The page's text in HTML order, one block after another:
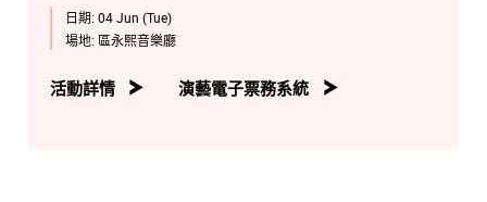
日期: 04 Jun (Tue)
場地: 區永熙音樂廳
活動詳情 演藝電子票務系統